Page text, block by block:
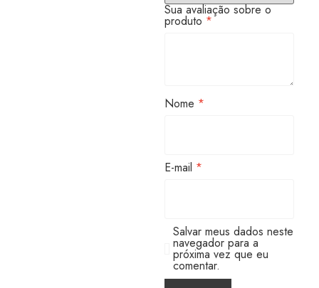
Sua avaliação sobre o
produto *
Nome *
E-mail *
Salvar meus dados neste
navegador para a
próxima vez que eu
comentar.